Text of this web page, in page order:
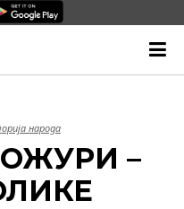
народа
–